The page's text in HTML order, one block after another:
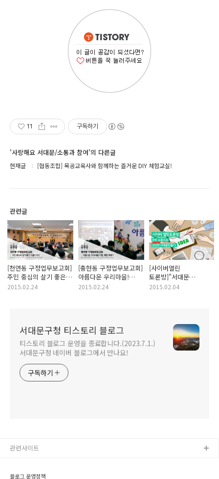
11 구독하기
'사랑해요 서대문/소통과 참여'의 다른글
현재글 [협동조합] 목공교육사와 함께하는 즐거운 DIY 체험교실!
관련글
[천연동 구정업무보고회]
주민 중심의 살기 좋은
마을이야기!
2015.02.24
[충현동 구정업무보고회]
아름다운 우리마을!
사랑, 희망 이야기!
2015.02.24
[사이버열린
토론방]"서대문
건강프로젝트" 함께
2015.02.04
서대문구청 티스토리 블로그
티스토리 블로그 운영을 종료합니다.(2023.7.1.)
서대문구청 네이버 블로그에서 만나요!
구독하기
블로그 운영정책
관련사이트